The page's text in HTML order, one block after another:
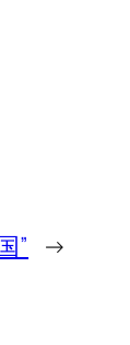
” →